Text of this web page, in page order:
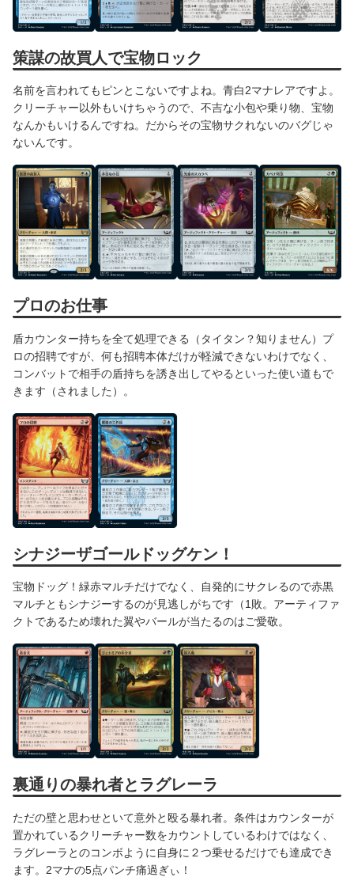
策謀の故買人で宝物ロック
名前を言われてもピンとこないですよね。青白2マナレアですよ。
クリーチャー以外もいけちゃうので、不吉な小包や乗り物、宝物
なんかもいけるんですね。だからその宝物サクれないのバグじゃ
ないんです。
プロのお仕事
盾カウンター持ちを全て処理できる（タイタン？知りません）プ
ロの招聘ですが、何も招聘本体だけが軽減できないわけでなく、
コンバットで相手の盾持ちを誘き出してやるといった使い道もで
きます（されました）。
シナジーザゴールドッグケン！
宝物ドッグ！緑赤マルチだけでなく、自発的にサクレるので赤黒
マルチともシナジーするのが見逃しがちです（1敗。アーティファ
クトであるため壊れた翼やバールが当たるのはご愛敬。
裏通りの暴れ者とラグレーラ
ただの壁と思わせといて意外と殴る暴れ者。条件はカウンターが
置かれているクリーチャー数をカウントしているわけではなく、
ラグレーラとのコンボように自身に２つ乗せるだけでも達成でき
ます。2マナの5点パンチ痛過ぎぃ！